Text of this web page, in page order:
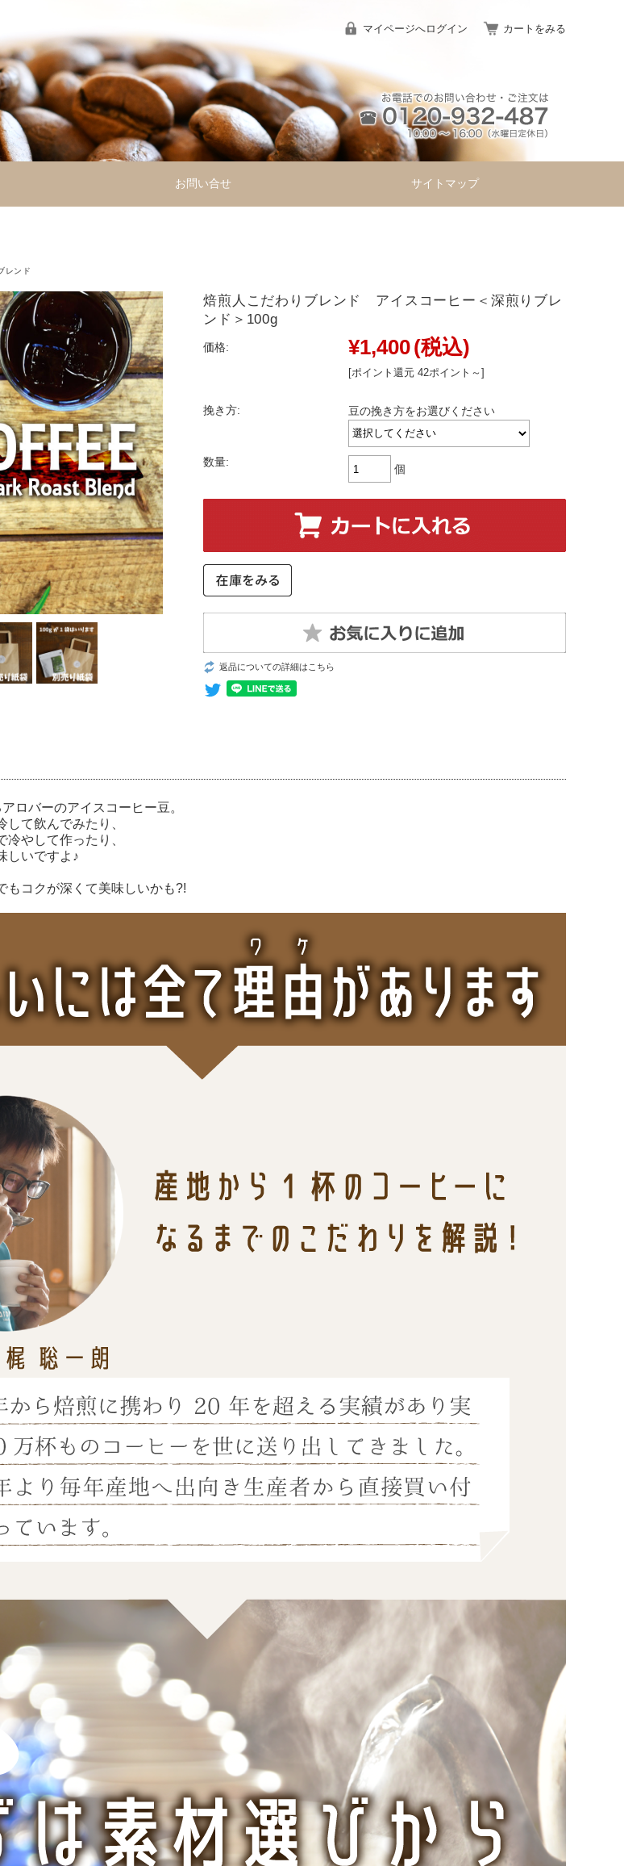
マイページへログイン カートをみる
お問い合せ サイトマップ
レンド
焙煎人こだわりブレンド アイスコーヒー＜深煎りブレ
ンド＞100g
価格: ¥1,400(税込)
[ポイント還元 42ポイント～]
挽き方: 豆の挽き方をお選びください
数量:
個
返品についての詳細はこちら
ロバーのアイスコーヒー豆。
て飲んでみたり、
やして作ったり、
しいですよ♪
もコクが深くて美味しいかも?!